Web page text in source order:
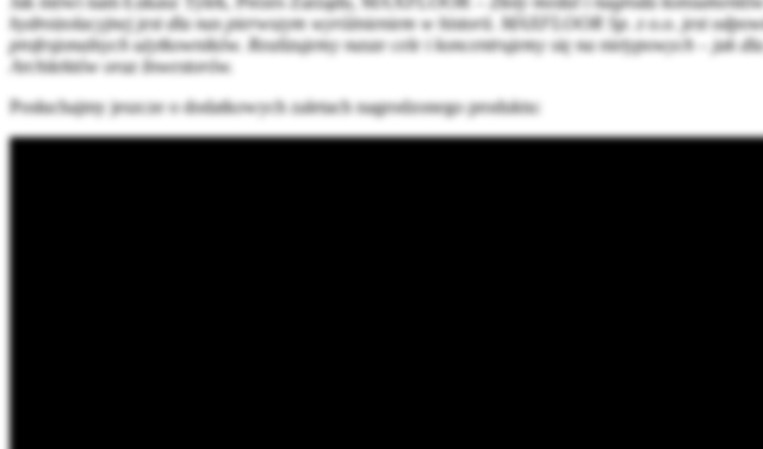
hydroizolacyjnej jest dla nas pierwszym wyróżnieniem w historii. MAXFLOOR Sp. z o.o. jest
profesjonalnych użytkowników. Realizujemy nasze cele i koncentrujemy się na nietypowych – jak
Architektów oraz Inwestorów.
Posłuchajmy jeszcze o dodatkowych zaletach nagrodzonego produktu: